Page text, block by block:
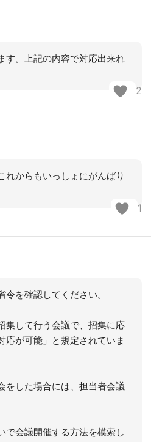
す。上記の内容で対応出来れ
2
れからもいっしょにがんばり
1
を確認してください。
集して行う会議で、招集に応
応が可能」と規定されていま
をした場合には、担当者会議
で会議開催する方法を模索し